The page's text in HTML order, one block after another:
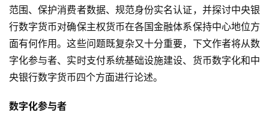
范围、保护消费者数据、规范身份实名认证，并探讨中央银
行数字货币对确保主权货币在各国金融体系保持中心地位方
面有何作用。这些问题既复杂又十分重要，下文作者将从数
字化参与者、实时支付系统基础设施建设、货币数字化和中
央银行数字货币四个方面进行论述。
数字化参与者